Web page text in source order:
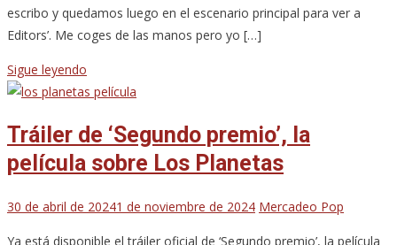
escribo y quedamos luego en el escenario principal para ver a
Editors’. Me coges de las manos pero yo […]
Sigue leyendo
Tráiler de ‘Segundo premio’, la
película sobre Los Planetas
30 de abril de 20241 de noviembre de 2024 Mercadeo Pop
Ya está disponible el tráiler oficial de ‘Segundo premio’, la película